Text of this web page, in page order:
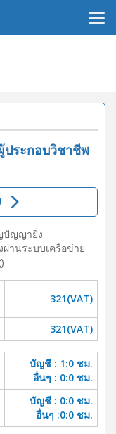
ระกอบวิชาชีพ
ปัญญายิ่ง
านระบบเครือข่าย
321(VAT)
321(VAT)
บัญชี : 1:0 ชม.
อื่นๆ : 0:0 ชม.
บัญชี : 0:0 ชม.
อื่นๆ :0:0 ชม.
×